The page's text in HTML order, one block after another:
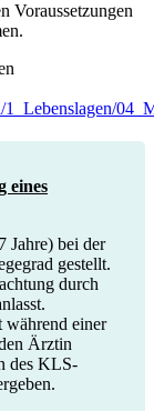
Voraussetzungen
eines
Jahre) bei der
gestellt.
durch
einer
Ärztin
des KLS-